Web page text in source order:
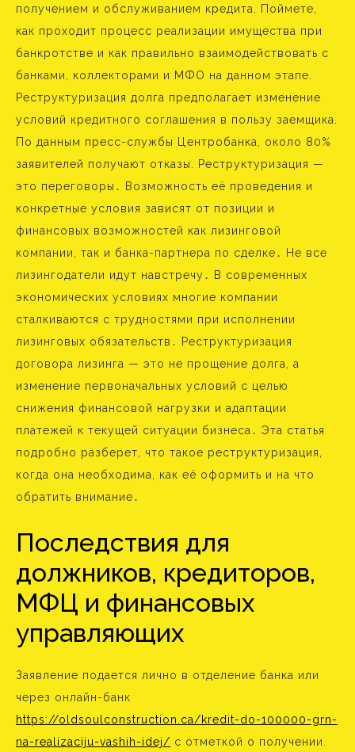
получением и обслуживанием кредита. Поймете,
как проходит процесс реализации имущества при
банкротстве и как правильно взаимодействовать с
банками, коллекторами и МФО на данном этапе.
Реструктуризация долга предполагает изменение
условий кредитного соглашения в пользу заемщика.
По данным пресс-службы Центробанка, около 80%
заявителей получают отказы. Реструктуризация —
это переговоры․ Возможность её проведения и
конкретные условия зависят от позиции и
финансовых возможностей как лизинговой
компании, так и банка-партнера по сделке․ Не все
лизингодатели идут навстречу․ В современных
экономических условиях многие компании
сталкиваются с трудностями при исполнении
лизинговых обязательств․ Реструктуризация
договора лизинга — это не прощение долга, а
изменение первоначальных условий с целью
снижения финансовой нагрузки и адаптации
платежей к текущей ситуации бизнеса․ Эта статья
подробно разберет, что такое реструктуризация,
когда она необходима, как её оформить и на что
обратить внимание․
Последствия для
должников, кредиторов,
МФЦ и финансовых
управляющих
Заявление подается лично в отделение банка или
через онлайн-банк
https://oldsoulconstruction.ca/kredit-do-100000-grn-
na-realizaciju-vashih-idej/ с отметкой о получении.